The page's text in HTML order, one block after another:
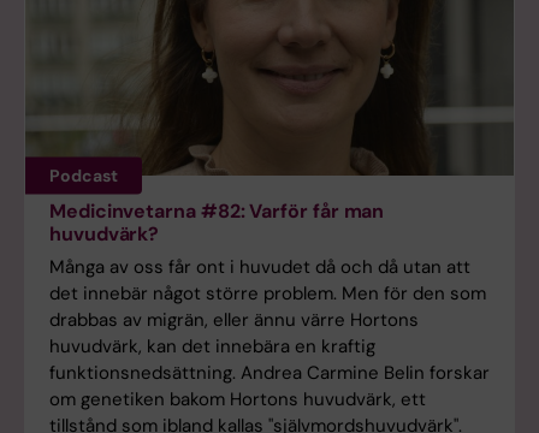
Podcast
Medicinvetarna #82: Varför får man
huvudvärk?
Många av oss får ont i huvudet då och då utan att
det innebär något större problem. Men för den som
drabbas av migrän, eller ännu värre Hortons
huvudvärk, kan det innebära en kraftig
funktionsnedsättning. Andrea Carmine Belin forskar
om genetiken bakom Hortons huvudvärk, ett
tillstånd som ibland kallas "självmordshuvudvärk".